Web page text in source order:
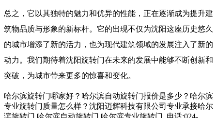
总之，它以其独特的魅力和优异的性能，正在逐渐成为提升建
筑物品质与形象的新标杆。它的出现不仅为沈阳这座历史悠久
的城市增添了新的活力，也为现代建筑领域的发展注入了新的
动力。我们期待着沈阳旋转门在未来的发展中能够不断创新和
突破，为城市带来更多的惊喜和变化。
哈尔滨旋转门哪家好？哈尔滨自动旋转门报价是多少？哈尔滨
专业旋转门质量怎么样？沈阳迈辉科技有限公司专业承接哈尔